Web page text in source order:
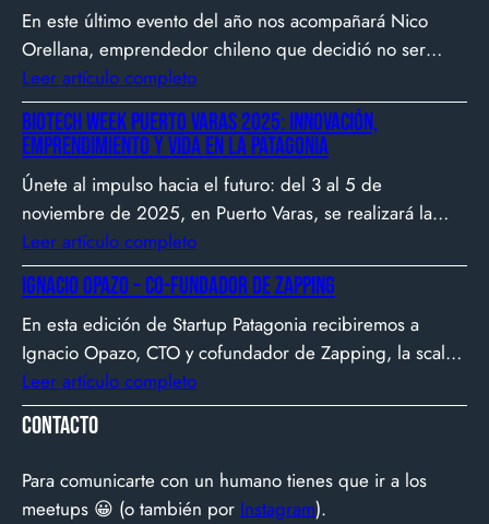
En este último evento del año nos acompañará Nico
Orellana, emprendedor chileno que decidió no ser
gerente, sino constructor de impacto. Desde que en
2007 fundó Webprendedor (¡un visionario!), evento
que buscó dar visibilidad al emprendimiento
tecnológico en Chile, hasta fundar Welcu, la primera
empresa latinoamericana acelerada por 500 Startups en
Silicon Valley.
Leer artículo completo
Biotech Week Puerto Varas 2025: Innovación,
emprendimiento y vida en la Patagonia
Únete al impulso hacia el futuro: del 3 al 5 de
noviembre de 2025, en Puerto Varas, se realizará la
Biotech Week Puerto Varas 2025 donde la
biotecnología, el emprendimiento y el entorno
patagónico convergen para transformar ideas en
impacto.
Leer artículo completo
Ignacio Opazo – Co-Fundador de Zapping
En esta edición de Startup Patagonia recibiremos a
Ignacio Opazo, CTO y cofundador de Zapping, la scale-
up chilena que está cambiando la manera en que
América Latina ve televisión. ​Zapping nació con una idea
simple y potente: ofrecer una experiencia de TV por
internet fluida, sin decodificadores ni contratos, y hoy
suma más de 600…
Leer artículo completo
Contacto
Para comunicarte con un humano tienes que ir a los
meetups 😀 (o también por Instagram).